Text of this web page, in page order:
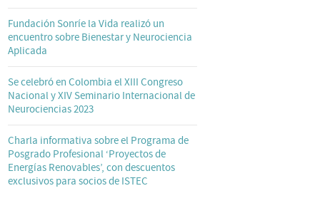
Fundación Sonríe la Vida realizó un
encuentro sobre Bienestar y Neurociencia
Aplicada
Se celebró en Colombia el XIII Congreso
Nacional y XIV Seminario Internacional de
Neurociencias 2023
Charla informativa sobre el Programa de
Posgrado Profesional ‘Proyectos de
Energías Renovables’, con descuentos
exclusivos para socios de ISTEC